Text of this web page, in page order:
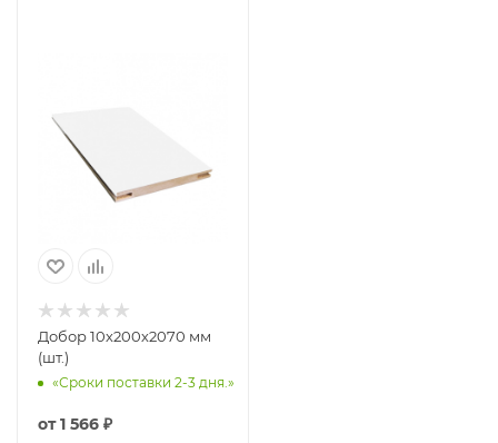
Добор 10х200х2070 мм
(шт.)
«Сроки поставки 2-3 дня.»
от1 566 ₽